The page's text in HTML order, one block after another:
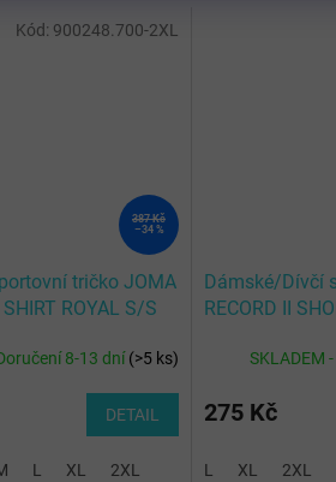
387 Kč
–34 %
tričko JOMA
ROYAL S/S
8-13 dní(>5 ks)
DETAIL
L XL 2XL
Kód: 900248.700-2XL
Dámské/Dívčí
RECORD II
SKLADEM
275 Kč
L XL 2XL